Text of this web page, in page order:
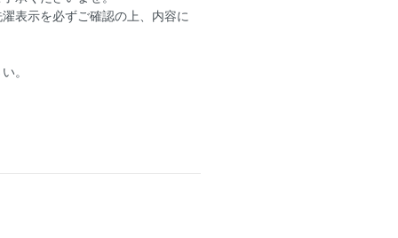
表示を必ずご確認の上、内容に
。